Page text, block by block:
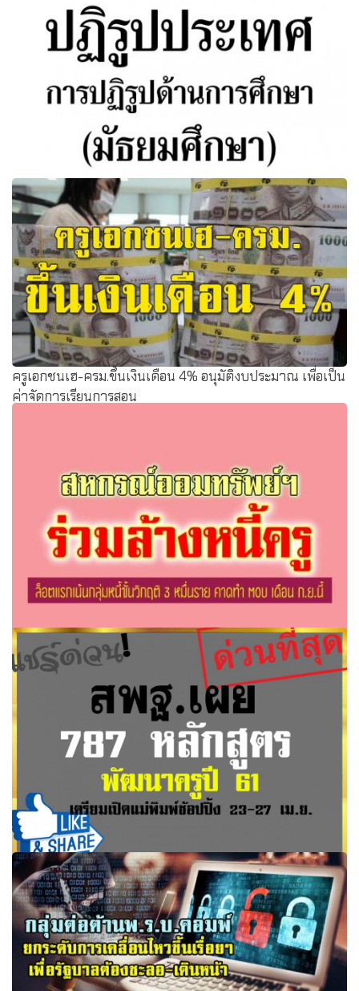
Heart)" : หนังครู 7- Eleven
ปฏิรูปประเทศ การปฏิรูปด้านการศึกษา (มัธยมศึกษา) ฉบับ
ใหม่ (พ.ศ.2560) มาตรา 258
ครูเอกชนเฮ-ครม.ขึ้นเงินเดือน 4% อนุมัติงบประมาณ เพื่อเป็น
ค่าจัดการเรียนการสอน
สหกรณ์ออมทรัพย์ฯ ร่วมล้างหนี้ครู "พิษณุ" เผยมี 80% สนใจ
สพฐ.เผย 787 หลักสูตรพัฒนาครูปี 61 เตรียมเปิดแม่พิมพ์ช้อป
ปิ้ง 23-27 เม.ย.